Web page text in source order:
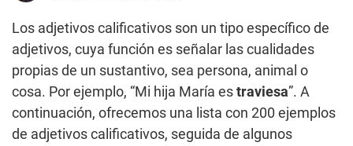
Los adjetivos calificativos son un tipo específico de
adjetivos, cuya función es señalar las cualidades
propias de un sustantivo, sea persona, animal o
cosa. Por ejemplo, “Mi hija María es traviesa”. A
continuación, ofrecemos una lista con 200 ejemplos
de adjetivos calificativos, seguida de algunos